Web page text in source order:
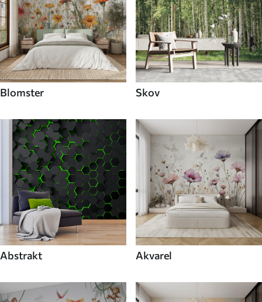
Blomster Skov
Abstrakt Akvarel